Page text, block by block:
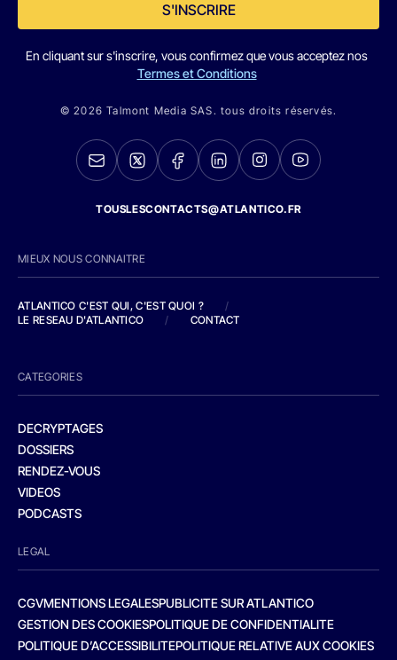
S'INSCRIRE
En cliquant sur s'inscrire, vous confirmez que vous acceptez nos
Termes et Conditions
© 2026 Talmont Media SAS. tous droits réservés.
TOUSLESCONTACTS@ATLANTICO.FR
MIEUX NOUS CONNAITRE
ATLANTICO C'EST QUI, C'EST QUOI ?
/
LE RESEAU D'ATLANTICO
/ CONTACT
CATEGORIES
DECRYPTAGES
DOSSIERS
RENDEZ-VOUS
VIDEOS
PODCASTS
LEGAL
CGVMENTIONS LEGALESPUBLICITE SUR ATLANTICO
GESTION DES COOKIESPOLITIQUE DE CONFIDENTIALITE
POLITIQUE D’ACCESSIBILITEPOLITIQUE RELATIVE AUX COOKIES